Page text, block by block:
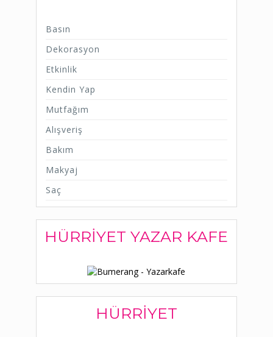
Basın
Dekorasyon
Etkinlik
Kendin Yap
Mutfağım
Alışveriş
Bakım
Makyaj
Saç
HÜRRIYET YAZAR KAFE
HÜRRIYET